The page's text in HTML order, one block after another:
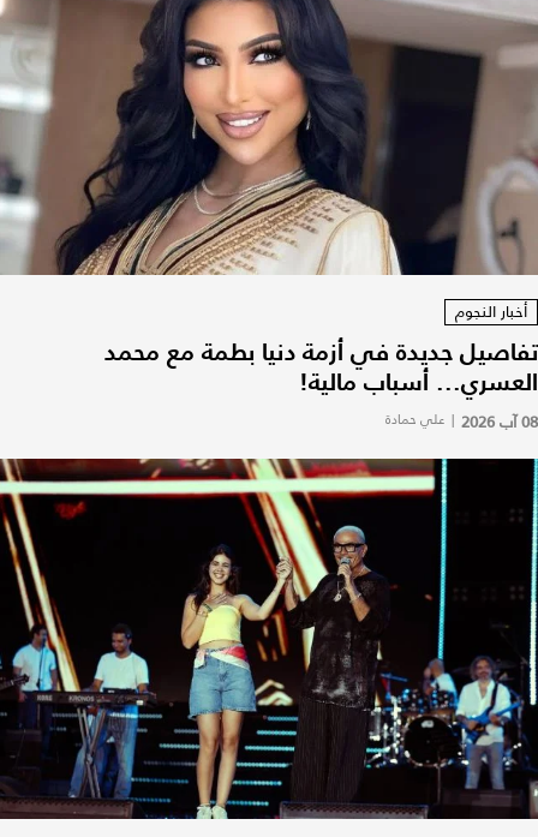
أخبار النجوم
تفاصيل جديدة في أزمة دنيا بطمة مع محمد
العسري... أسباب مالية!
08 آب 2026 | علي حمادة